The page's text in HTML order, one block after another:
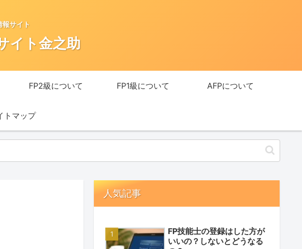
サイト
イト金之助
FP2級について FP1級について AFPについて
トマップ
人気記事
FP技能士の登録はした方が
いいの？しないとどうなる